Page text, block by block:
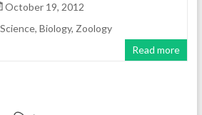
October 19, 2012
, Biology, Zoology
Read more